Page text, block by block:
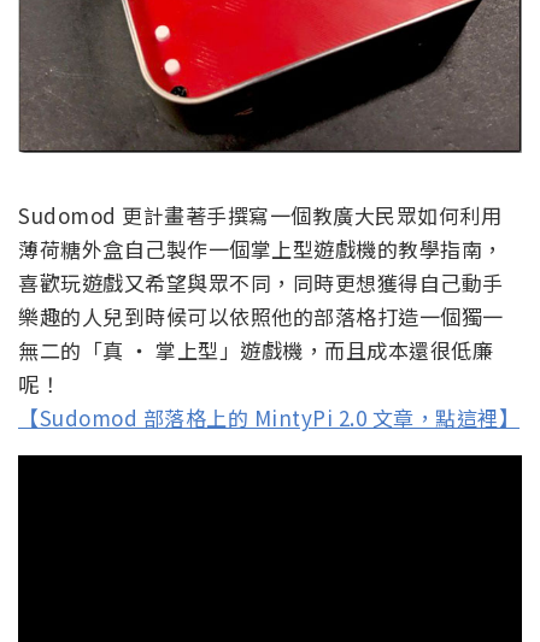
Sudomod 更計畫著手撰寫一個教廣大民眾如何利用
薄荷糖外盒自己製作一個掌上型遊戲機的教學指南，
喜歡玩遊戲又希望與眾不同，同時更想獲得自己動手
樂趣的人兒到時候可以依照他的部落格打造一個獨一
無二的「真 ‧ 掌上型」遊戲機，而且成本還很低廉
呢！
【Sudomod 部落格上的 MintyPi 2.0 文章，點這裡】